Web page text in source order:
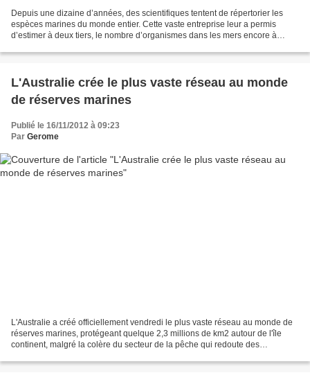
Depuis une dizaine d’années, des scientifiques tentent de répertorier les
espèces marines du monde entier. Cette vaste entreprise leur a permis
d’estimer à deux tiers, le nombre d’organismes dans les mers encore à
L'Australie crée le plus vaste réseau au monde
de réserves marines
Publié le 16/11/2012 à 09:23
Par Gerome
L'Australie a créé officiellement vendredi le plus vaste réseau au monde de
réserves marines, protégeant quelque 2,3 millions de km2 autour de l'île
continent, malgré la colère du secteur de la pêche qui redoute des